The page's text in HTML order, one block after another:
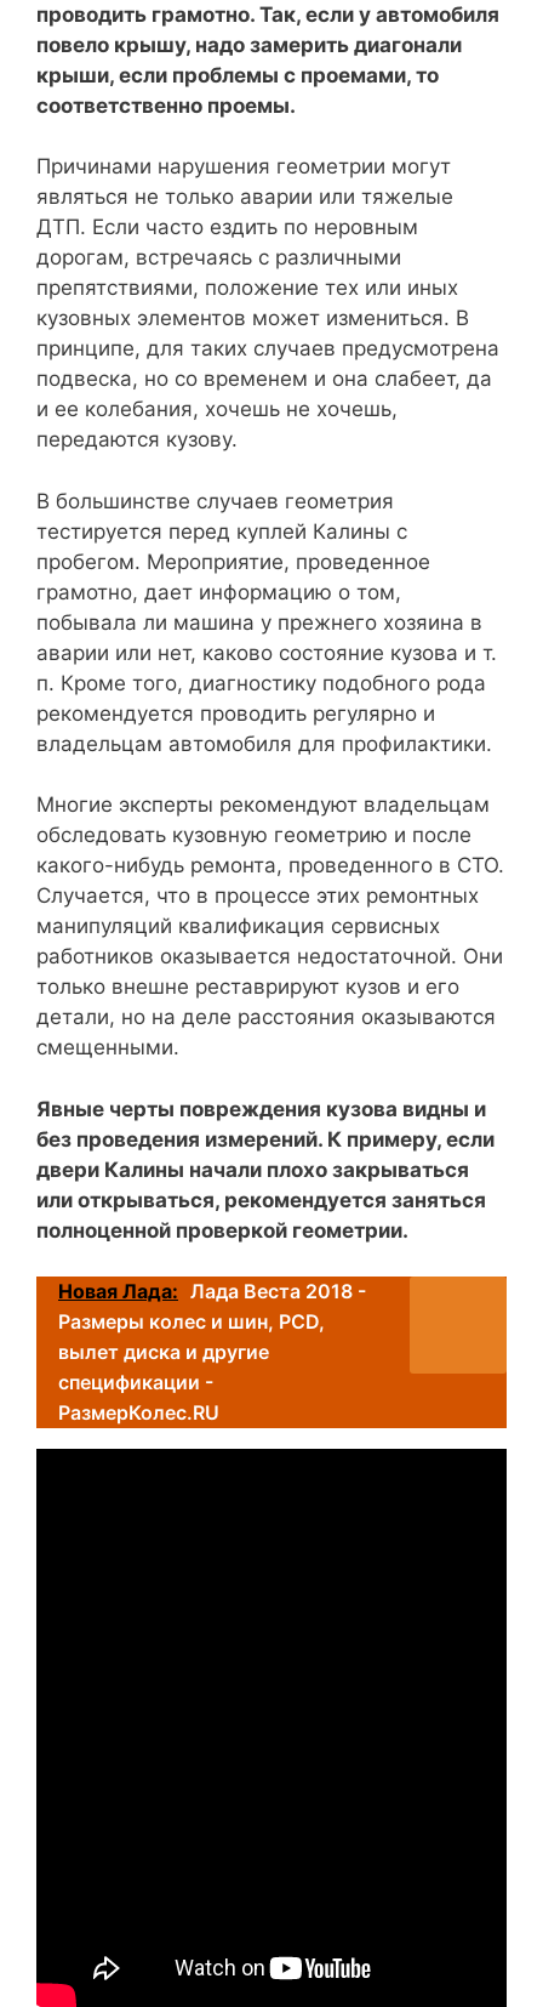
проводить грамотно. Так, если у автомобиля
повело крышу, надо замерить диагонали
крыши, если проблемы с проемами, то
соответственно проемы.
Причинами нарушения геометрии могут
являться не только аварии или тяжелые
ДТП. Если часто ездить по неровным
дорогам, встречаясь с различными
препятствиями, положение тех или иных
кузовных элементов может измениться. В
принципе, для таких случаев предусмотрена
подвеска, но со временем и она слабеет, да
и ее колебания, хочешь не хочешь,
передаются кузову.
В большинстве случаев геометрия
тестируется перед куплей Калины с
пробегом. Мероприятие, проведенное
грамотно, дает информацию о том,
побывала ли машина у прежнего хозяина в
аварии или нет, каково состояние кузова и т.
п. Кроме того, диагностику подобного рода
рекомендуется проводить регулярно и
владельцам автомобиля для профилактики.
Многие эксперты рекомендуют владельцам
обследовать кузовную геометрию и после
какого-нибудь ремонта, проведенного в СТО.
Случается, что в процессе этих ремонтных
манипуляций квалификация сервисных
работников оказывается недостаточной. Они
только внешне реставрируют кузов и его
детали, но на деле расстояния оказываются
смещенными.
Явные черты повреждения кузова видны и
без проведения измерений. К примеру, если
двери Калины начали плохо закрываться
или открываться, рекомендуется заняться
полноценной проверкой геометрии.
Новая Лада: Лада Веста 2018 -
Размеры колеc и шин, PCD,
вылет диска и другие
спецификации -
РазмерКолес.RU